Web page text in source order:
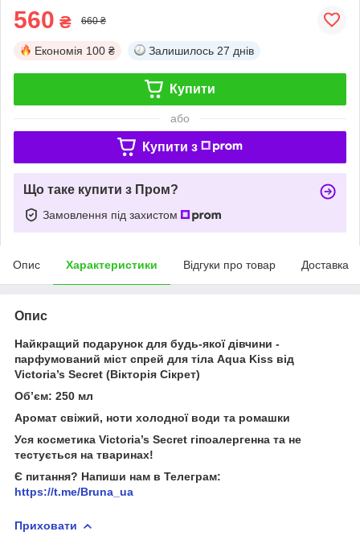
560 ₴ 660 ₴
Економія 100 ₴ Залишилось 27 днів
Купити
або
Купити з
Що таке купити з Пром?
Замовлення під захистом
Опис Характеристики Відгуки про товар Доставка
Опис
Найкращий подарунок для будь-якої дівчини -
парфумований міст спрей для тіла Aqua Kiss від
Victoria’s Secret (Вікторія Сікрет)
Об’єм: 250 мл
Аромат свіжий, ноти холодної води та ромашки
Уся косметика Victoria’s Secret гіпоалергенна та не
тестується на тваринах!
Є питання? Напиши нам в Телеграм:
https://t.me/Bruna_ua
Приховати